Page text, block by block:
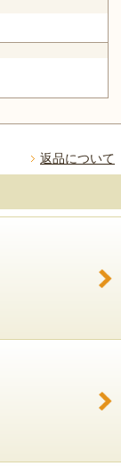
返品について